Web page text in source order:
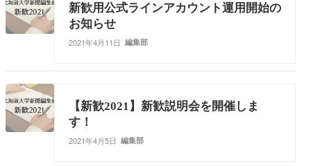
新歓用公式ラインアカウント運用開始の
お知らせ
編集部
2021年4月11日
【新歓2021】新歓説明会を開催しま
す！
編集部
2021年4月5日